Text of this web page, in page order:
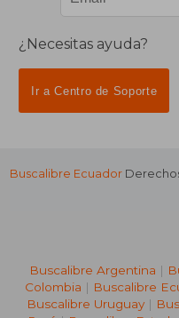
¿Necesitas ayuda?
Ir a Centro de Soporte
Buscalibre Ecuador
Buscalibre Argentina |
Colombia | Buscalibre
Buscalibre Uruguay|